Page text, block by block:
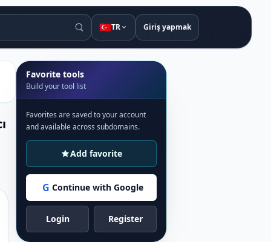
🇹🇷TR Giriş yapmak
Favorite tools
Build your tool list
Favorites are saved to your account
and available across subdomains.
Add favorite
G Continue with Google
Login Register